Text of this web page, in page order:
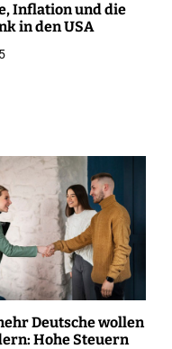
Inflation und die
in den USA
Deutsche wollen
Hohe Steuern